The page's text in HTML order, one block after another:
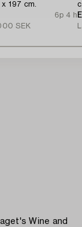
197 cm.
6p 4 h
SEK
Wine and